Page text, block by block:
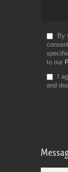
By
to our
I
and